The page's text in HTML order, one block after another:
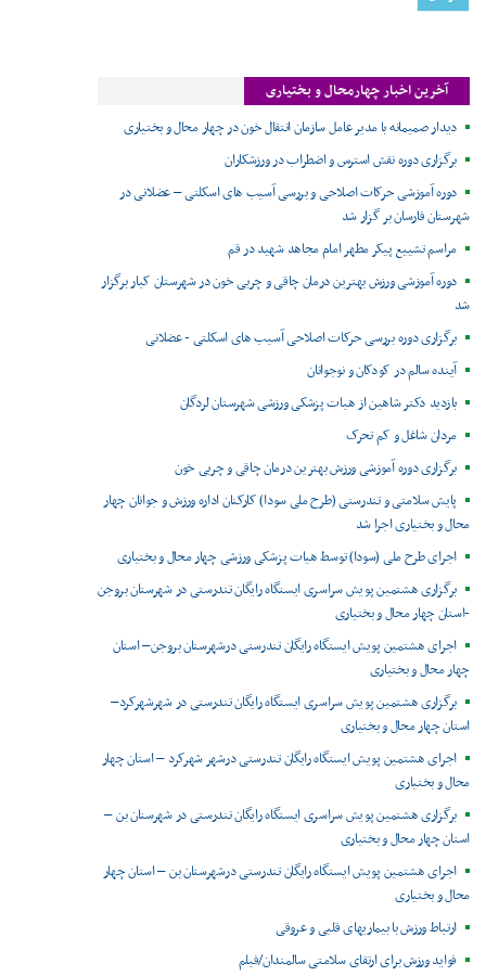
آخرین اخبار چهارمحال و بختیاری
دیدار صمیمانه با مدیر عامل سازمان انتقال خون در چهار محال و بختیاری
برگزاری دوره نقش استرس و اضطراب در ورزشکاران
دوره آموزشی حرکات اصلاحی و بررسی آسیب های اسکلتی – عضلانی در
شهرستان فارسان بر گزار شد
مراسم تشییع پیکر مطهر امام مجاهد شهید در قم
دوره آموزشی ورزش بهترین درمان چاقی و چربی خون در شهرستان کیار برگزار
شد
برگزاری دوره بررسی حرکات اصلاحی آسیب های اسکلتی - عضلانی
آینده سالم در کودکان و نوجوانان
بازدید دکتر شاهین از هیات پزشکی ورزشی شهرستان لردگان
مردان شاغل و کم تحرک
برگزاری دوره آموزشی ورزش بهترین درمان چاقی و چربی خون
پایش سلامتی و تندرستی (طرح ملی سودا) کارکنان اداره ورزش و جوانان چهار
محال و بختیاری اجرا شد
اجرای طرح ملی (سودا) توسط هیات پزشکی ورزشی چهار محال و بختیاری
برگزاری هشتمین پویش سراسری ایستگاه رایگان تندرستی در شهرستان بروجن
-استان چهار محال و بختیاری
اجرای هشتمین پویش ایستگاه رایگان تندرستی درشهرستان بروجن– استان
چهار محال و بختیاری
برگزاری هشتمین پویش سراسری ایستگاه رایگان تندرستی در شهرشهرکرد–
استان چهار محال و بختیاری
اجرای هشتمین پویش ایستگاه رایگان تندرستی درشهر شهرکرد – استان چهار
محال و بختیاری
برگزاری هشتمین پویش سراسری ایستگاه رایگان تندرستی در شهرستان بن –
استان چهار محال و بختیاری
اجرای هشتمین پویش ایستگاه رایگان تندرستی درشهرستان بن – استان چهار
محال و بختیاری
ارتباط ورزش با بیماریهای قلبی و عروقی
فواید ورزش برای ارتقای سلامتی سالمندان/فیلم